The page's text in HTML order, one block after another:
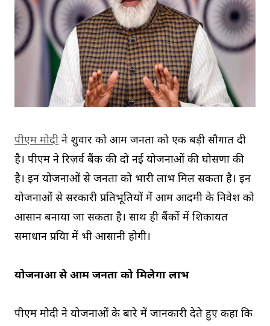
पीएम मोदी ने शुक्रवार को आम जनता को एक बड़ी सौगात दी
है। पीएम ने रिज़र्व बैंक की दो नई योजनाओं की घोसणा की
है। इन योजनाओं से जनता को भारी लाभ मिल सकता है। इन
योजनाओं से सरकारी प्रतिभूतियों में आम आदमी के निवेश को
आसान बनाया जा सकता है। साथ ही बैंकों में शिकायत
समाधान प्रक्रिया में भी आसानी होगी।
योजनाओं से आम जनता को मिलेगा लाभ
पीएम मोदी ने योजनाओं के बारे में जानकारी देते हुए कहा कि